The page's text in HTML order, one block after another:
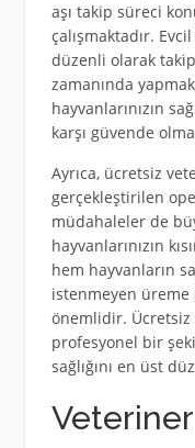
aşı takip süreci
çalışmaktadır.
düzenli olarak
zamanında
hayvanlarınızın
karşı güvende
Ayrıca, ücretsiz
gerçekleştirilen
müdahaleler de
hayvanlarınızın
hem hayvanların
istenmeyen üreme
önemlidir. Ücretsiz
profesyonel bir
sağlığını en üst